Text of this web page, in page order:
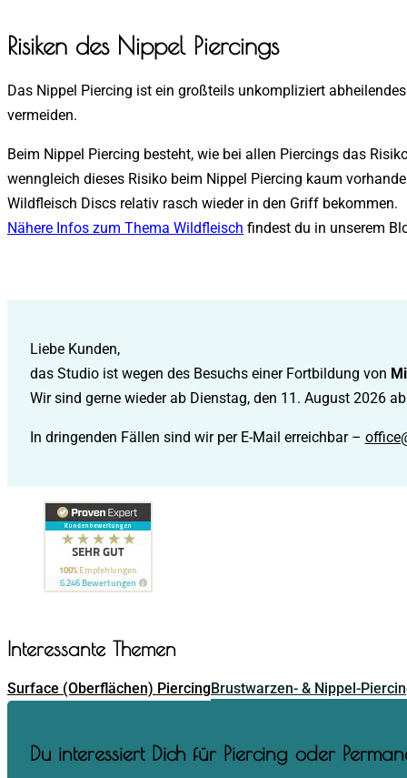
Risiken des Nippel Piercings
Das Nippel Piercing ist ein großteils unkompliziert
vermeiden.
Beim Nippel Piercing besteht, wie bei allen Piercings das
wenngleich dieses Risiko beim Nippel Piercing kaum
Wildfleisch Discs relativ rasch wieder in den Griff bekommen.
Nähere Infos zum Thema Wildfleisch findest du in unserem
Liebe Kunden,
das Studio ist wegen des Besuchs einer Fortbildung von
Wir sind gerne wieder ab Dienstag, den 11. August 2026
In dringenden Fällen sind wir per E-Mail erreichbar –
Interessante Themen
Surface (Oberflächen) PiercingBrustwarzen- & Nippel-
Du interessiert Dich für Piercing oder